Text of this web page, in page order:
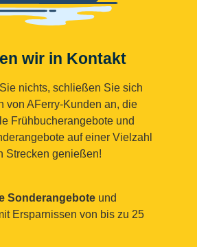
wir in Kontakt
nichts, schließen Sie sich
von AFerry-Kunden an, die
Frühbucherangebote und
auf einer Vielzahl
Strecken genießen!
Sonderangebote und
Ersparnissen von bis zu 25